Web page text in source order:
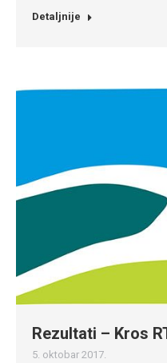
Detaljnije
Rezultati – Kros
5. oktobar 2017.